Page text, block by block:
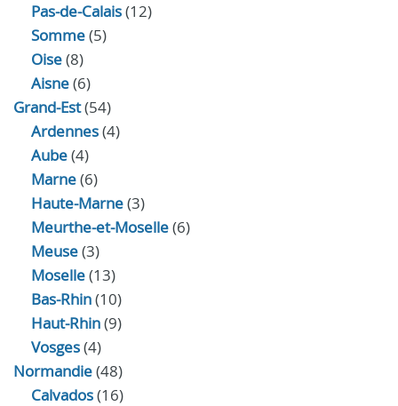
Pas-de-Calais(12)
Somme(5)
Oise(8)
Aisne(6)
Grand-Est(54)
Ardennes(4)
Aube(4)
Marne(6)
Haute-Marne(3)
Meurthe-et-Moselle(6)
Meuse(3)
Moselle(13)
Bas-Rhin(10)
Haut-Rhin(9)
Vosges(4)
Normandie(48)
Calvados(16)